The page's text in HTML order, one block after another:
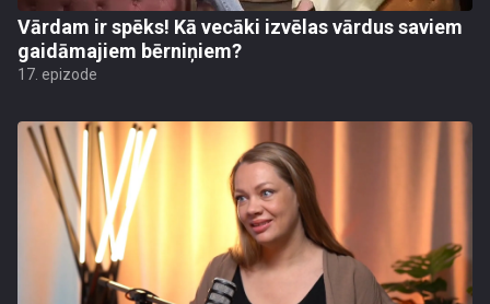
Vārdam ir spēks! Kā vecāki izvēlas vārdus saviem
gaidāmajiem bērniņiem?
17. epizode